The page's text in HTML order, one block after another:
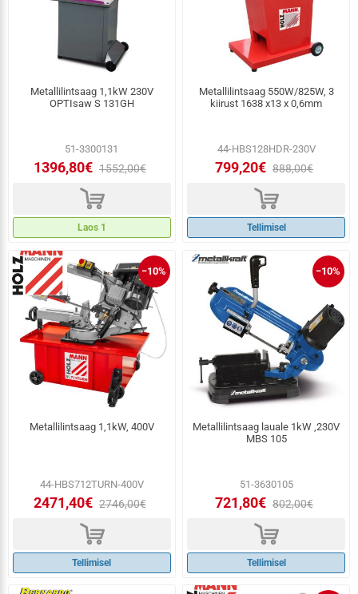
Metallilintsaag 1,1kW 230V
OPTIsaw S 131GH
51-3300131
1396,80€ 1552,00€
d
Laos 1
Metallilintsaag 550W/825W, 3
kiirust 1638 x13 x 0,6mm
44-HBS128HDR-230V
799,20€ 888,00€
d
Tellimisel
−10%
Metallilintsaag 1,1kW, 400V
44-HBS712TURN-400V
2471,40€ 2746,00€
d
Tellimisel
−10%
Metallilintsaag lauale 1kW ,230V
MBS 105
51-3630105
721,80€ 802,00€
d
Tellimisel